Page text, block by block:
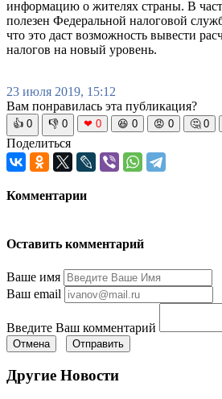
информацию о жителях страны. В
полезен Федеральной налоговой
что это даст возможность вывести
налогов на новый уровень.
23 июля 2019, 15:12
Вам понравилась эта публикация?
👍 0 👎 0 ❤ 0 😆 0 😡 0 🤔 0
Поделиться
Комментарии
Оставить комментарий
Ваше имя
Ваш email
Введите Ваш комментарий
Отмена Отправить
Другие Новости